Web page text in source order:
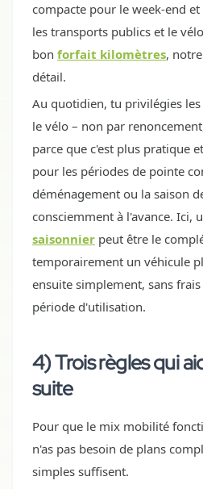
compacte pour le week-end
les transports publics et le
bon forfait kilomètres,
détail.
Au quotidien, tu privilégies
le vélo – non par
parce que c'est plus pratique
pour les périodes de pointe
déménagement ou la saison
consciemment à l'avance. Ici,
saisonnier peut être le
temporairement un véhicule
ensuite simplement, sans
période d'utilisation.
4) Trois règles qui
suite
Pour que le mix mobilité
n'as pas besoin de plans
simples suffisent.